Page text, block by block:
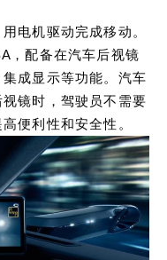
电机驱动完成移动。
，配备在汽车后视镜
成显示等功能。汽车
镜时，驾驶员不需要
便利性和安全性。